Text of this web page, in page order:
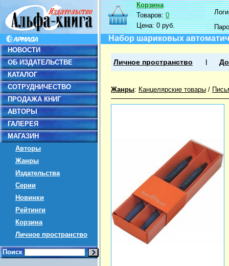
НОВОСТИ
ОБ ИЗДАТЕЛЬСТВЕ
КАТАЛОГ
СОТРУДНИЧЕСТВО
ПРОДАЖА КНИГ
АВТОРЫ
ГАЛЕРЕЯ
МАГАЗИН
Авторы
Жанры
Издательства
Серии
Новинки
Рейтинги
Корзина
Личное пространство
Поиск
Корзина
Товаров:0
Цена:0 руб.
Набор шариковых
Личное пространство
Жанры: Канцелярские товары /